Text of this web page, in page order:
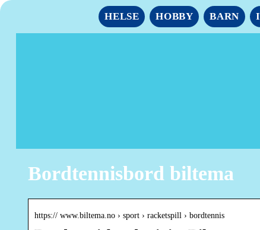
HELSE HOBBY BARN
Bordtennisbord biltema
https:// www.biltema.no › sport › racketspill › bordtennis